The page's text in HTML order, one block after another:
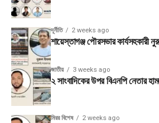
দূর্নীতি 2 weeks ago
শায়েস্তাগঞ্জ পৌরসভার কার্যসহকারী
জাতীয় 3 weeks ago
২ সাংবাদিকের উপর বিএনপি নেতার
মিরর বিশেষ 2 weeks ago